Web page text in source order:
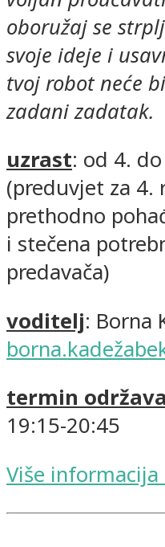
oboružaj se
svoje ideje i
tvoj robot neće
zadani zadatak.
uzrast: od 4.
(preduvjet za 4.
prethodno
i stečena
predavača)
voditelj: Borna
termin
19:15-20:45
Više informacija